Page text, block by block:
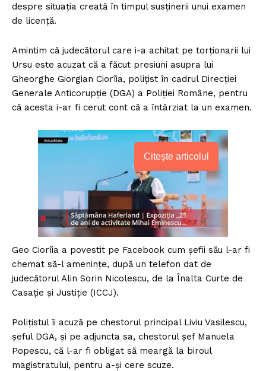
despre situația creată în timpul susținerii unui examen
de licență.
Amintim că judecătorul care i-a achitat pe torționarii lui
Ursu este acuzat că a făcut presiuni asupra lui
Gheorghe Giorgian Ciorîia, polițist în cadrul Direcției
Generale Anticorupție (DGA) a Poliției Române, pentru
că acesta i-ar fi cerut cont că a întârziat la un examen.
Citește articolul
Geo Ciorîia a povestit pe Facebook cum șefii său l-ar fi
chemat să-l amenințe, după un telefon dat de
judecătorul Alin Sorin Nicolescu, de la Înalta Curte de
Casație și Justiție (ICCJ).
Polițistul îi acuză pe chestorul principal Liviu Vasilescu,
șeful DGA, și pe adjuncta sa, chestorul șef Manuela
Popescu, că l-ar fi obligat să meargă la biroul
magistratului, pentru a-și cere scuze.